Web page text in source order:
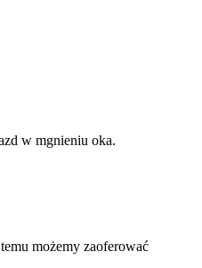
w mgnieniu oka.
możemy zaoferować